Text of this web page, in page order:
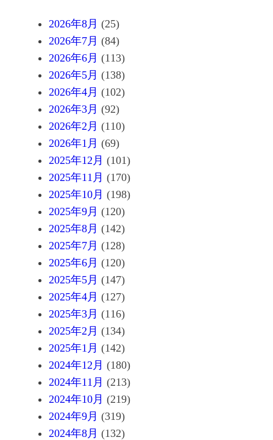
2026年8月 (25)
2026年7月 (84)
2026年6月 (113)
2026年5月 (138)
2026年4月 (102)
2026年3月 (92)
2026年2月 (110)
2026年1月 (69)
2025年12月 (101)
2025年11月 (170)
2025年10月 (198)
2025年9月 (120)
2025年8月 (142)
2025年7月 (128)
2025年6月 (120)
2025年5月 (147)
2025年4月 (127)
2025年3月 (116)
2025年2月 (134)
2025年1月 (142)
2024年12月 (180)
2024年11月 (213)
2024年10月 (219)
2024年9月 (319)
2024年8月 (132)